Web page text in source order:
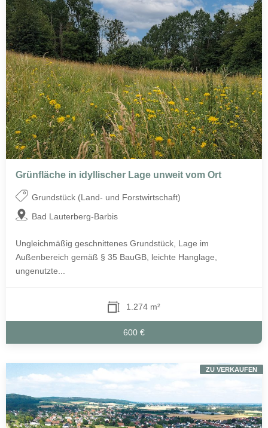
Grünfläche in idyllischer Lage unweit vom Ort
Grundstück (Land- und Forstwirtschaft)
Bad Lauterberg-Barbis
Ungleichmäßig geschnittenes Grundstück, Lage im
Außenbereich gemäß § 35 BauGB, leichte Hanglage,
ungenutzte...
1.274 m²
600 €
ZU VERKAUFEN